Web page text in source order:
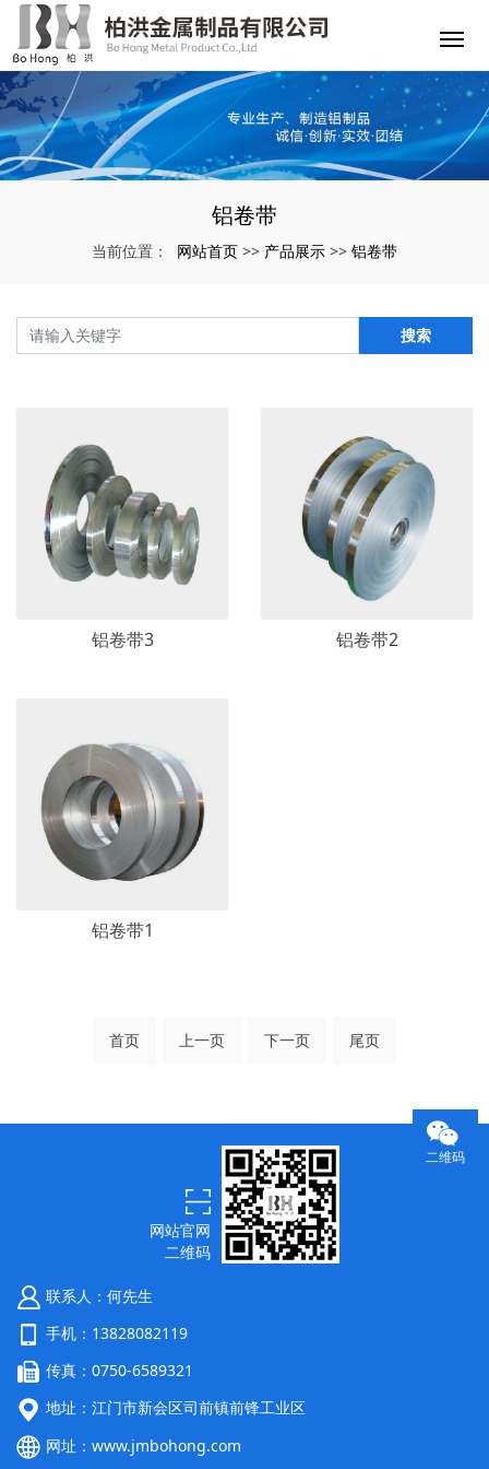
铝卷带
当前位置： 网站首页 >> 产品展示 >> 铝卷带
搜索
铝卷带3 铝卷带2
铝卷带1
首页 上一页 下一页 尾页
联系人：何先生
手机：13828082119
传真：0750-6589321
地址：江门市新会区司前镇前锋工业区
网址： www.jmbohong.com
网站官网
二维码
二维码